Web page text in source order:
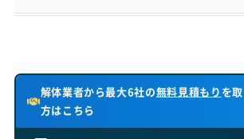
えながら、読者が迷わずに理解できる記
解体業者から最大6社の無料見積もり を
方はこちら